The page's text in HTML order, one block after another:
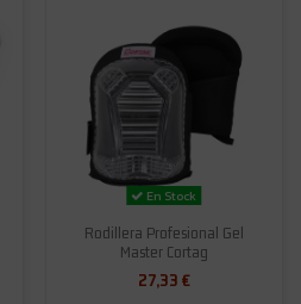
En Stock
Rodillera Profesional Gel
Master Cortag
27,33 €